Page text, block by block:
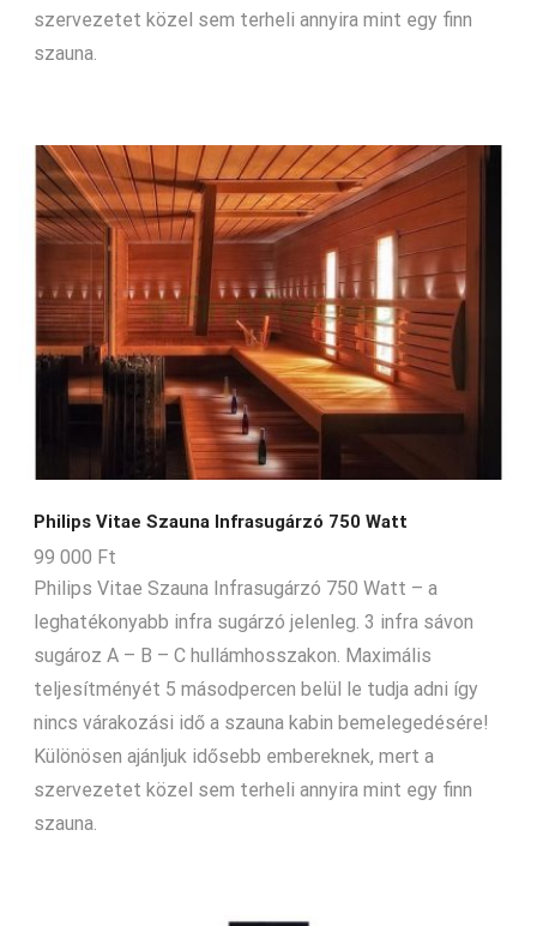
szervezetet közel sem terheli annyira mint egy finn
szauna.
Philips Vitae Szauna Infrasugárzó 750 Watt
99 000 Ft
Philips Vitae Szauna Infrasugárzó 750 Watt – a
leghatékonyabb infra sugárzó jelenleg. 3 infra sávon
sugároz A – B – C hullámhosszakon. Maximális
teljesítményét 5 másodpercen belül le tudja adni így
nincs várakozási idő a szauna kabin bemelegedésére!
Különösen ajánljuk idősebb embereknek, mert a
szervezetet közel sem terheli annyira mint egy finn
szauna.